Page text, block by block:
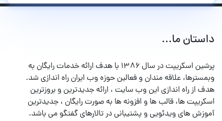
داستان ما...
پرشین اسکریپت در سال ۱۳۸۶ با هدف ارائه خدمات رایگان به
وبمسترها، علاقه مندان و فعالین حوزه وب ایران راه اندازی شد.
هدف از راه اندازی این وب سایت ، ارائه جدیدترین و بروزترین
اسکریپت ها، قالب ها و افزونه ها به صورت رایگان ، جدیدترین
آموزش های ویدئویی و پشتیبانی در تالارهای گفتگو می باشد.